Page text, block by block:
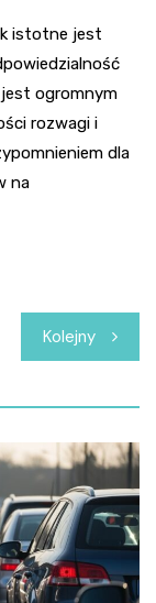
istotne jest
jest ogromnym
rozwagi i
dla
na
Kolejny